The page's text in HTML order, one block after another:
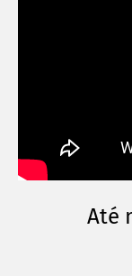
Até